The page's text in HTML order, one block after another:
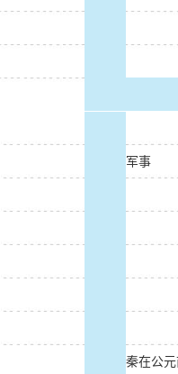
军事
秦在公